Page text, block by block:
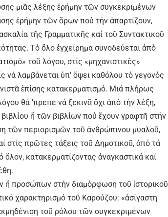
μιᾶς λέξης ἐρήμην τῶν συγκεκριμένων
ἐρήμην τῶν ὅρων πού τήν ἀπαρτίζουν,
τῆς Γραμματικῆς καί τοῦ Συντακτικοῦ
Τό ὅλο ἐγχείρημα συνοδεύεται ἀπό
τοῦ λόγου, στίς «μηχανιστικές»
νά λαμβάνεται ὑπ’ ὄψει καθόλου τό γεγονός
ἐπίσης κατακερματισμό. Μιά πλήρως
θά ’πρεπε νά ξεκινᾶ ὄχι ἀπό τήν λέξη,
ἤ τῶν βιβλίων πού ἔχουν γραφτῆ στήν
τῶν περιορισμῶν τοῦ ἀνθρώπινου μυαλοῦ,
στίς πρῶτες τάξεις τοῦ Δημοτικοῦ, ἀπό τά
ὅλον, κατακερματίζοντας ἀναγκαστικά καί
ἤ προσώπων στήν διαμόρφωση τοῦ ἱστορικοῦ
χαρακτηρισμό τοῦ Καρούζου: «ἀσίγαστη
τοῦ ρόλου τῶν συγκεκριμένων